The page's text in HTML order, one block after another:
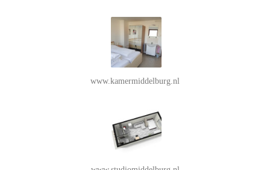
www.kamermiddelburg.nl